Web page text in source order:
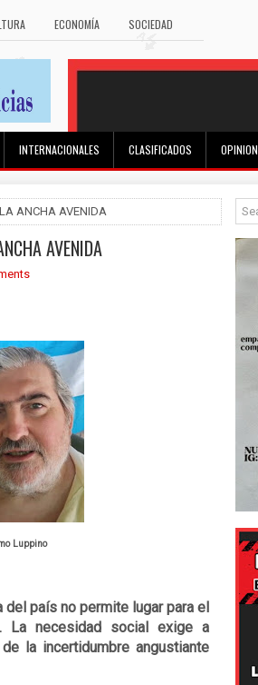
ECONOMÍA SOCIEDAD
INTERNACIONALES CLASIFICADOS OPINION
ANCHA AVENIDA
AVENIDA
Luppino
país no permite lugar para el
La necesidad social exige a
la incertidumbre angustiante